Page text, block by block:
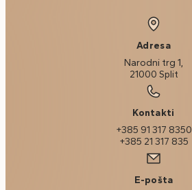
Adresa
Narodni trg 1,
21000 Split
Kontakti
+385 91 317 8350
+385 21 317 835
E-pošta